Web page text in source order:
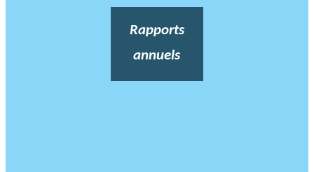
Rapports
annuels